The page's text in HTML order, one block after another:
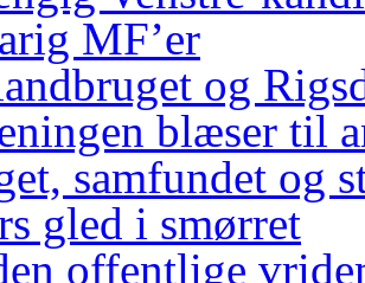
MF’er
og
blæser til
samfundet og
gled i smørret
offentlige